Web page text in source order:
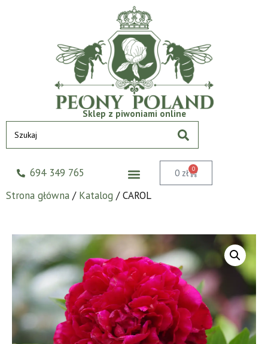
Sklep z piwoniami online
694 349 765 0 zł 0
Strona główna / Katalog / CAROL